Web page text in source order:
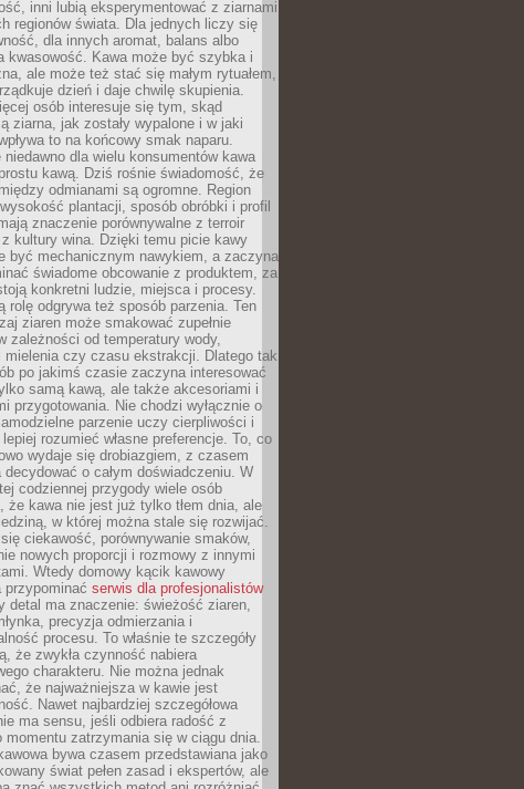
inni lubią eksperymentować z ziarnami
regionów świata. Dla jednych liczy się
dla innych aromat, balans albo
kwasowość. Kawa może być szybka i
ale może też stać się małym rytuałem,
dzień i daje chwilę skupienia.
osób interesuje się tym, skąd
ziarna, jak zostały wypalone i w jaki
to na końcowy smak naparu.
dla wielu konsumentów kawa
prostu kawą. Dziś rośnie świadomość, że
odmianami są ogromne. Region
plantacji, sposób obróbki i profil
znaczenie porównywalne z terroir
kultury wina. Dzięki temu picie kawy
być mechanicznym nawykiem, a zaczyna
świadome obcowanie z produktem, za
konkretni ludzie, miejsca i procesy.
rolę odgrywa też sposób parzenia. Ten
ziaren może smakować zupełnie
zależności od temperatury wody,
mielenia czy czasu ekstrakcji. Dlatego tak
po jakimś czasie zaczyna interesować
samą kawą, ale także akcesoriami i
przygotowania. Nie chodzi wyłącznie o
parzenie uczy cierpliwości i
lepiej rozumieć własne preferencje. To, co
wydaje się drobiazgiem, z czasem
o całym doświadczeniu. W
tej codziennej przygody wiele osób
że kawa nie jest już tylko tłem dnia, ale
w której można stale się rozwijać.
ciekawość, porównywanie smaków,
nowych proporcji i rozmowy z innymi
Wtedy domowy kącik kawowy
przypominać serwis dla profesjonalistów
detal ma znaczenie: świeżość ziaren,
precyzja odmierzania i
procesu. To właśnie te szczegóły
że zwykła czynność nabiera
charakteru. Nie można jednak
że najważniejsza w kawie jest
Nawet najbardziej szczegółowa
ma sensu, jeśli odbiera radość z
momentu zatrzymania się w ciągu dnia.
bywa czasem przedstawiana jako
świat pełen zasad i ekspertów, ale